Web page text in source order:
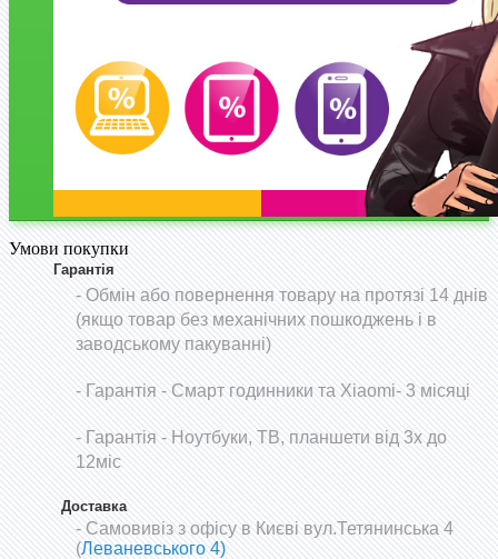
Умови покупки
Гарантія
- Обмін або повернення товару на протязі 14 днів
(якщо товар без механічних пошкоджень і в
заводському пакуванні)
-Гарантія - Смарт годинники та Xiaomi- 3 місяці
- Гарантія - Ноутбуки, ТВ, планшети від 3х до
12міс
Доставка
- Самовивіз з офісу в Києві вул.Тетянинська 4
(Леваневського 4)